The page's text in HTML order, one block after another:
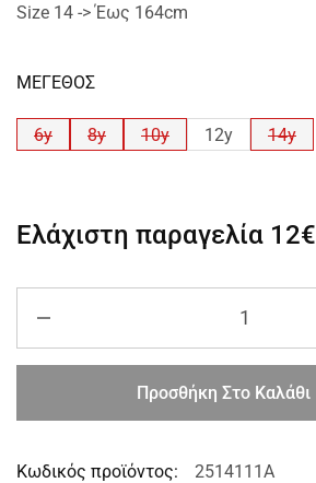
Size 14 -> Έως 164cm
ΜΕΓΕΘΟΣ
6y 8y 10y 12y 14y
Ελάχιστη παραγελία 12€
Προσθήκη Στο Καλάθι
Κωδικός προϊόντος: 2514111A